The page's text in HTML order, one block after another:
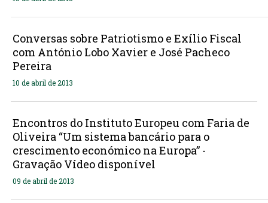
Conversas sobre Patriotismo e Exílio Fiscal
com António Lobo Xavier e José Pacheco
Pereira
10 de abril de 2013
Encontros do Instituto Europeu com Faria de
Oliveira “Um sistema bancário para o
crescimento económico na Europa” -
Gravação Vídeo disponível
09 de abril de 2013